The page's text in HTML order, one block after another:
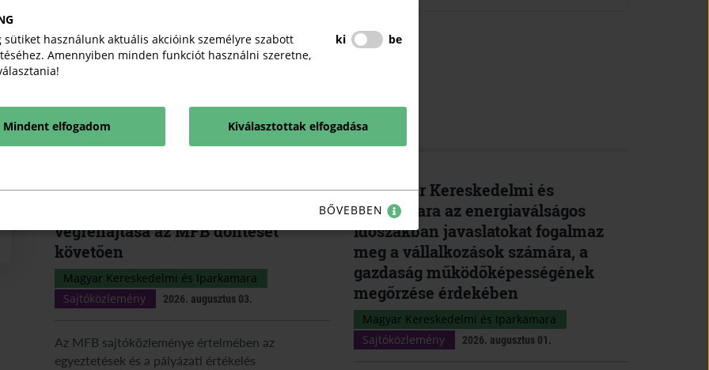
KAPCSOLÓDÓ TARTALMAK
TUDJON MEG TÖBBET.
Megkezdődhet a Demján Sándor
végrehajtása az MFB döntését
követően
Magyar Kereskedelmi és Iparkamara
Sajtóközlemény
2026. augusztus 03.
Az MFB sajtóközleménye értelmében az
egyeztetések és a pályázati értékelés
A Magyar Kereskedelmi és
Iparkamara az energiaválságos
időszakban javaslatokat fogalmaz
meg a vállalkozások számára, a
gazdaság működőképességének
megőrzése érdekében
Magyar Kereskedelmi és Iparkamara
Sajtóközlemény
2026. augusztus 01.
sütiket használunk aktuális akcióink személyre szabott
Amennyiben minden funkciót használni szeretne,
ki be
Mindent elfogadom Kiválasztottak elfogadása
BŐVEBBEN